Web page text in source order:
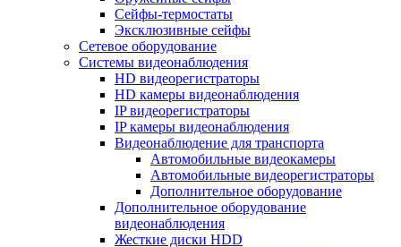
Сейфы-термостаты
Эксклюзивные сейфы
Сетевое оборудование
Системы видеонаблюдения
HD видеорегистраторы
HD камеры видеонаблюдения
IP видеорегистраторы
IP камеры видеонаблюдения
Видеонаблюдение для транспорта
Автомобильные видеокамеры
Автомобильные видеорегистраторы
Дополнительное оборудование
Дополнительное оборудование
видеонаблюдения
Жесткие диски HDD